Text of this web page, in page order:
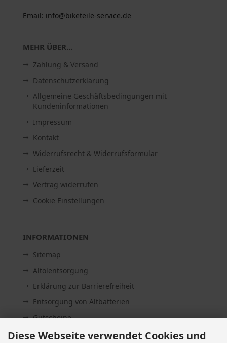
Email: info@biketeile-service.de
MEHR ÜBER...
Zahlung & Versand
Datenschutzerklärung
Allgemeine Geschäftsbedingungen mit
Kundeninformationen
Impressum
Kontakt
Widerrufsrecht & Widerrufsformular
Lieferzeit
Vertrag widerrufen
Cookie Einstellungen
INFORMATIONEN
Sitemap
Altölentsorgung
Erklärung zur Barrierefreiheit
Entsorgung von Altbatterien
Gutscheine
Abholung
Diese Webseite verwendet Cookies und